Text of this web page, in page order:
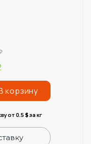
корзину
от 0.5 $за кг